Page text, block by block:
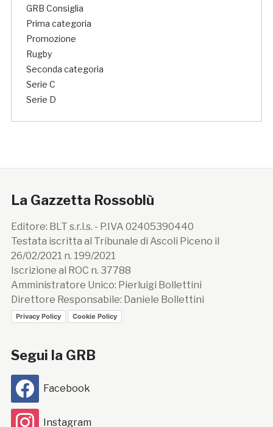
GRB Consiglia
Prima categoria
Promozione
Rugby
Seconda categoria
Serie C
Serie D
La Gazzetta Rossoblù
Editore: BLT s.r.l.s. - P.IVA 02405390440
Testata iscritta al Tribunale di Ascoli Piceno il
26/02/2021 n. 199/2021
Iscrizione al ROC n. 37788
Amministratore Unico: Pierluigi Bollettini
Direttore Responsabile: Daniele Bollettini
Privacy Policy Cookie Policy
Segui la GRB
Facebook
Instagram